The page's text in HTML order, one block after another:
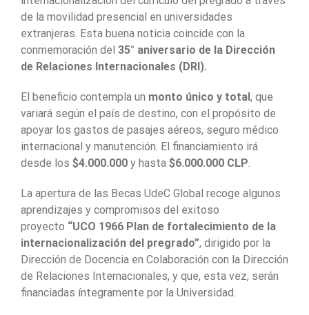
de la movilidad presencial en universidades
extranjeras. Esta buena noticia coincide con la
conmemoración del 35° aniversario de la Dirección
de Relaciones Internacionales (DRI).
El beneficio contempla un monto único y total, que
variará según el país de destino, con el propósito de
apoyar los gastos de pasajes aéreos, seguro médico
internacional y manutención. El financiamiento irá
desde los $4.000.000 y hasta $6.000.000 CLP.
La apertura de las Becas UdeC Global recoge algunos
aprendizajes y compromisos del exitoso
proyecto “UCO 1966 Plan de fortalecimiento de la
internacionalización del pregrado”, dirigido por la
Dirección de Docencia en Colaboración con la Dirección
de Relaciones Internacionales, y que, esta vez, serán
financiadas íntegramente por la Universidad.